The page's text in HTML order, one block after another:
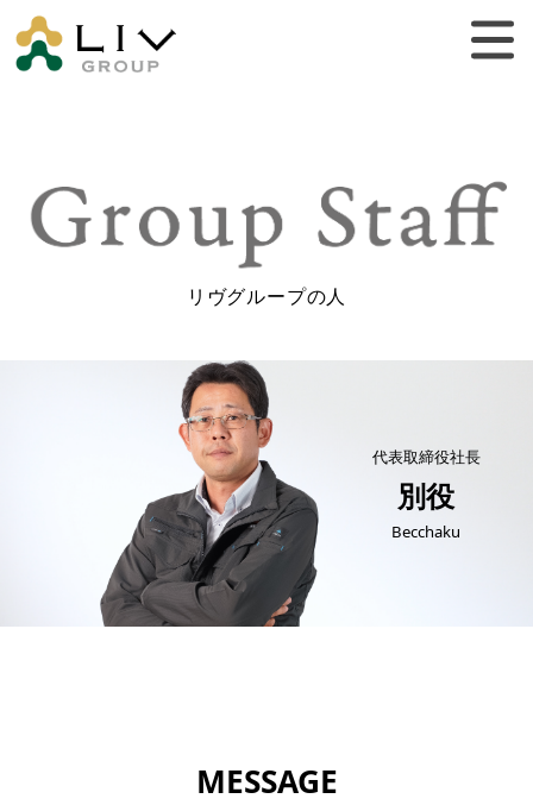
リヴグループの人
代表取締役社長
別役
Becchaku
MESSAGE